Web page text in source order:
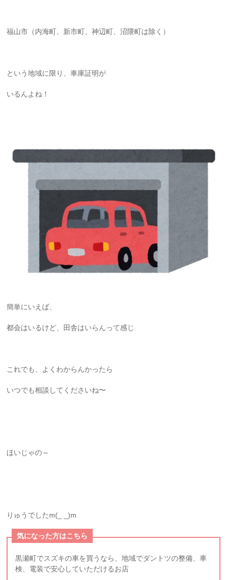
福山市（内海町、新市町、神辺町、沼隈町は除く）
という地域に限り、車庫証明が
いるんよね！
簡単にいえば、
都会はいるけど、田舎はいらんって感じ
これでも、よくわからんかったら
いつでも相談してくださいね〜
ほいじゃの～
りゅうでしたm(_ _)m
気になった方はこちら
黒瀬町でスズキの車を買うなら、地域でダントツの整備、車
検、電装で安心していただけるお店